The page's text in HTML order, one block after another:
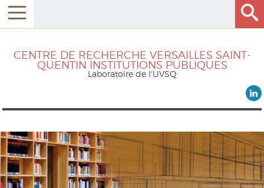
CENTRE DE RECHERCHE VERSAILLES SAINT-
QUENTIN INSTITUTIONS PUBLIQUES
Laboratoire de l'UVSQ